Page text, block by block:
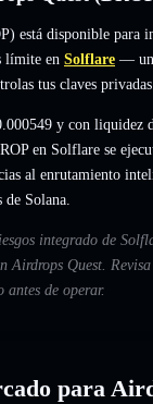
está disponible para
límite en Solflare —
tus claves
y con liquidez
en Solflare se
al enrutamiento
de Solana.
integrado de
Airdrops Quest.
antes de operar.
para